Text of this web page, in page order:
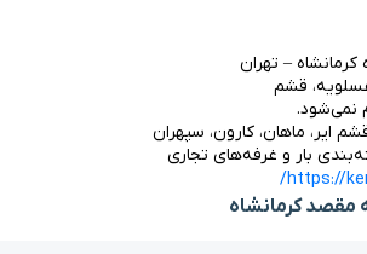
قشم
https://
مقصد کرمانشاه